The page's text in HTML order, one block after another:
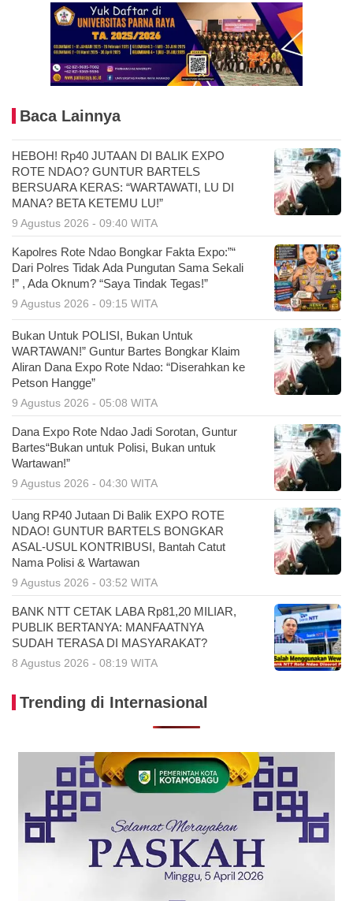
Baca Lainnya
HEBOH! Rp40 JUTAAN DI BALIK EXPO
ROTE NDAO? GUNTUR BARTELS
BERSUARA KERAS: “WARTAWATI, LU DI
MANA? BETA KETEMU LU!”
9 Agustus 2026 - 09:40 WITA
Kapolres Rote Ndao Bongkar Fakta Expo:”“
Dari Polres Tidak Ada Pungutan Sama Sekali
!” , Ada Oknum? “Saya Tindak Tegas!”
9 Agustus 2026 - 09:15 WITA
Bukan Untuk POLISI, Bukan Untuk
WARTAWAN!” Guntur Bartes Bongkar Klaim
Aliran Dana Expo Rote Ndao: “Diserahkan ke
Petson Hangge”
9 Agustus 2026 - 05:08 WITA
Dana Expo Rote Ndao Jadi Sorotan, Guntur
Bartes“Bukan untuk Polisi, Bukan untuk
Wartawan!”
9 Agustus 2026 - 04:30 WITA
Uang RP40 Jutaan Di Balik EXPO ROTE
NDAO! GUNTUR BARTELS BONGKAR
ASAL-USUL KONTRIBUSI, Bantah Catut
Nama Polisi & Wartawan
9 Agustus 2026 - 03:52 WITA
BANK NTT CETAK LABA Rp81,20 MILIAR,
PUBLIK BERTANYA: MANFAATNYA
SUDAH TERASA DI MASYARAKAT?
8 Agustus 2026 - 08:19 WITA
Trending di Internasional